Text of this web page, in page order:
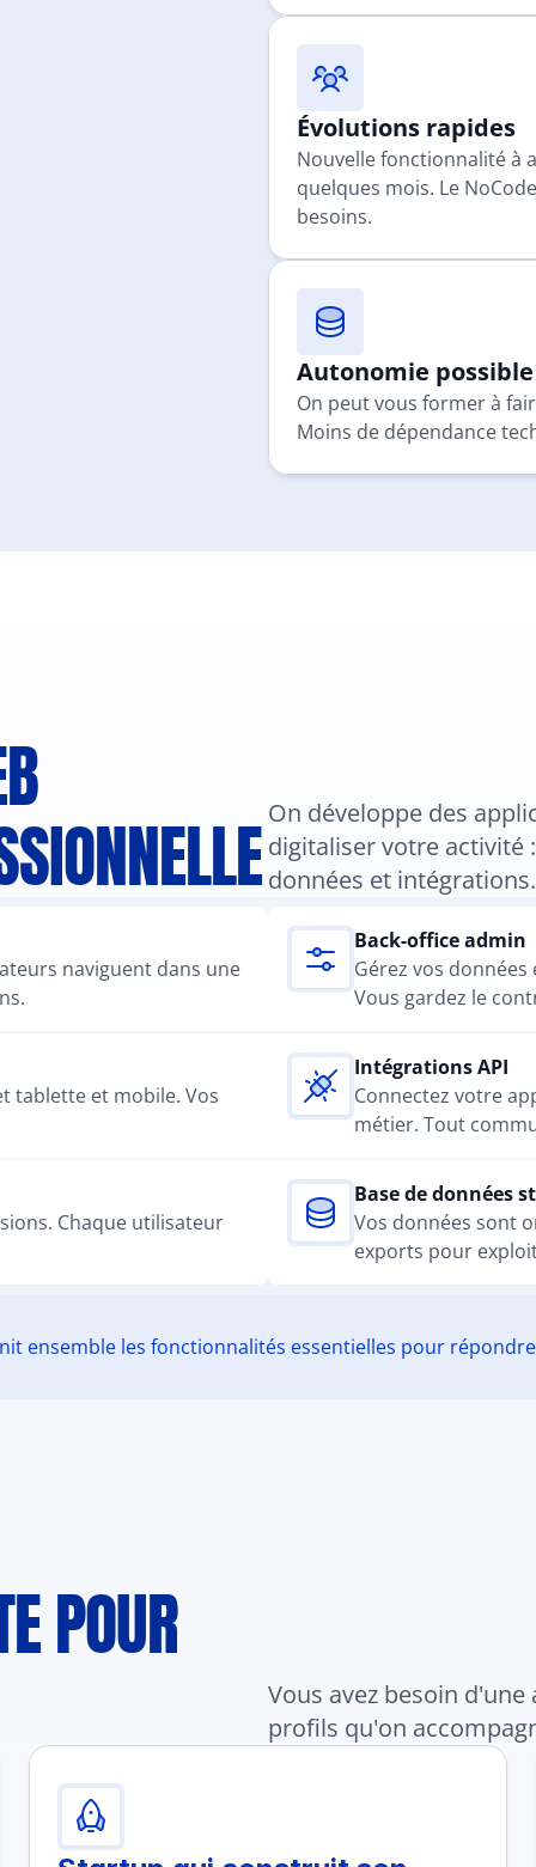
Évolutions rapides
Nouvelle fonctionnalité à
quelques mois. Le
besoins.
Autonomie possible
On peut vous former à
Moins de dépendance
On développe des
digitaliser votre activité
données et intégrations.
naviguent dans une
tablette et mobile. Vos
Chaque utilisateur
Back-office admin
Gérez vos
Vous gardez le
Intégrations API
Connectez votre
métier. Tout
Base de données
Vos données sont
exports pour
ensemble les fonctionnalités essentielles pour
POUR
Vous avez besoin
profils qu'on